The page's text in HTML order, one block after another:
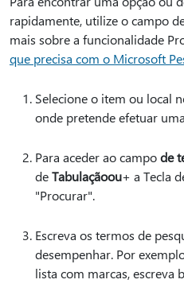
rapidamente, utilize o campo
mais sobre a funcionalidade
que precisa com o Microsoft
Selecione o item ou local
onde pretende efetuar
Para aceder ao campode
deTabulaçãoou+ a Tecla
"Procurar".
Escreva os termos de
desempenhar. Por
lista com marcas, escreva